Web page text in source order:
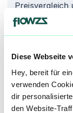
Diese Webseite
Hey, bereit für
verwenden
dir
den Website-
Preisvergleich
Apotheke für
Terpene
Jedes Terpen
Wirkung und
beitragen.